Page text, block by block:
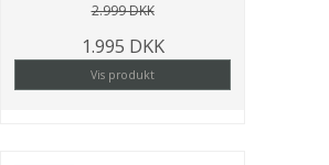
2.999 DKK
1.995 DKK
Vis produkt